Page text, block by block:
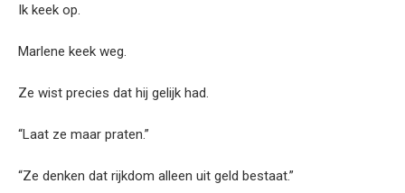
Ik keek op.
Marlene keek weg.
Ze wist precies dat hij gelijk had.
“Laat ze maar praten.”
“Ze denken dat rijkdom alleen uit geld bestaat.”